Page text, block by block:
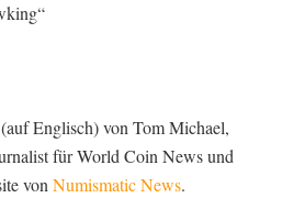
Englisch) von Tom Michael,
für World Coin News und
vonNumismatic News.